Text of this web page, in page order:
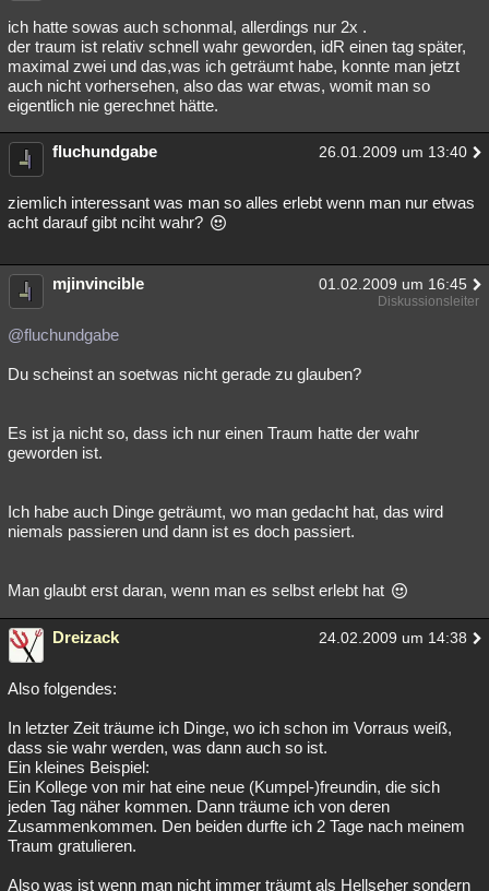
ich hatte sowas auch schonmal, allerdings nur 2x .
der traum ist relativ schnell wahr geworden, idR einen tag später,
maximal zwei und das,was ich geträumt habe, konnte man jetzt
auch nicht vorhersehen, also das war etwas, womit man so
eigentlich nie gerechnet hätte.
fluchundgabe 26.01.2009 um 13:40
ziemlich interessant was man so alles erlebt wenn man nur etwas
acht darauf gibt nciht wahr?
mjinvincible 01.02.2009 um 16:45
Diskussionsleiter
@fluchundgabe
Du scheinst an soetwas nicht gerade zu glauben?
Es ist ja nicht so, dass ich nur einen Traum hatte der wahr
geworden ist.
Ich habe auch Dinge geträumt, wo man gedacht hat, das wird
niemals passieren und dann ist es doch passiert.
Man glaubt erst daran, wenn man es selbst erlebt hat
Dreizack 24.02.2009 um 14:38
Also folgendes:
In letzter Zeit träume ich Dinge, wo ich schon im Vorraus weiß,
dass sie wahr werden, was dann auch so ist.
Ein kleines Beispiel:
Ein Kollege von mir hat eine neue (Kumpel-)freundin, die sich
jeden Tag näher kommen. Dann träume ich von deren
Zusammenkommen. Den beiden durfte ich 2 Tage nach meinem
Traum gratulieren.
Also was ist wenn man nicht immer träumt als Hellseher sondern